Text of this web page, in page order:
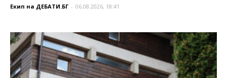
Екип на ДЕБАТИ.БГ - 06.08.2026, 18:41